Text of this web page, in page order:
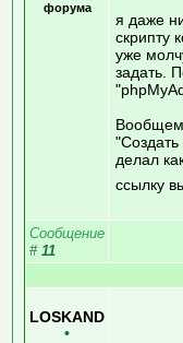
форума
я даже
скрипту
уже
задать.
делал
ссылку
Сообщение
# 11
LOSKAND
•